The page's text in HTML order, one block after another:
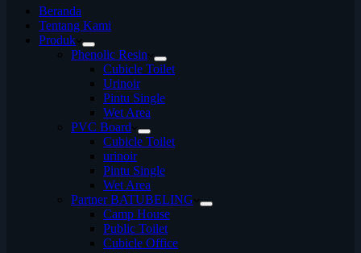
Beranda
Tentang Kami
Produk
Phenolic Resin
Cubicle Toilet
Urinoir
Pintu Single
Wet Area
PVC Board
Cubicle Toilet
urinoir
Pintu Single
Wet Area
Partner BATUBELING
Camp House
Public Toilet
Cubicle Office